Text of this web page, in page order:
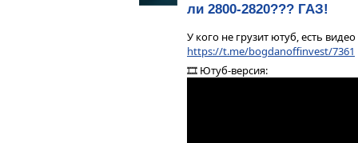
ли 2800-2820??? ГАЗ!
У кого не грузит ютуб, есть
https://t.me/bogdanoffinvest/7361
🎞 Ютуб-версия: